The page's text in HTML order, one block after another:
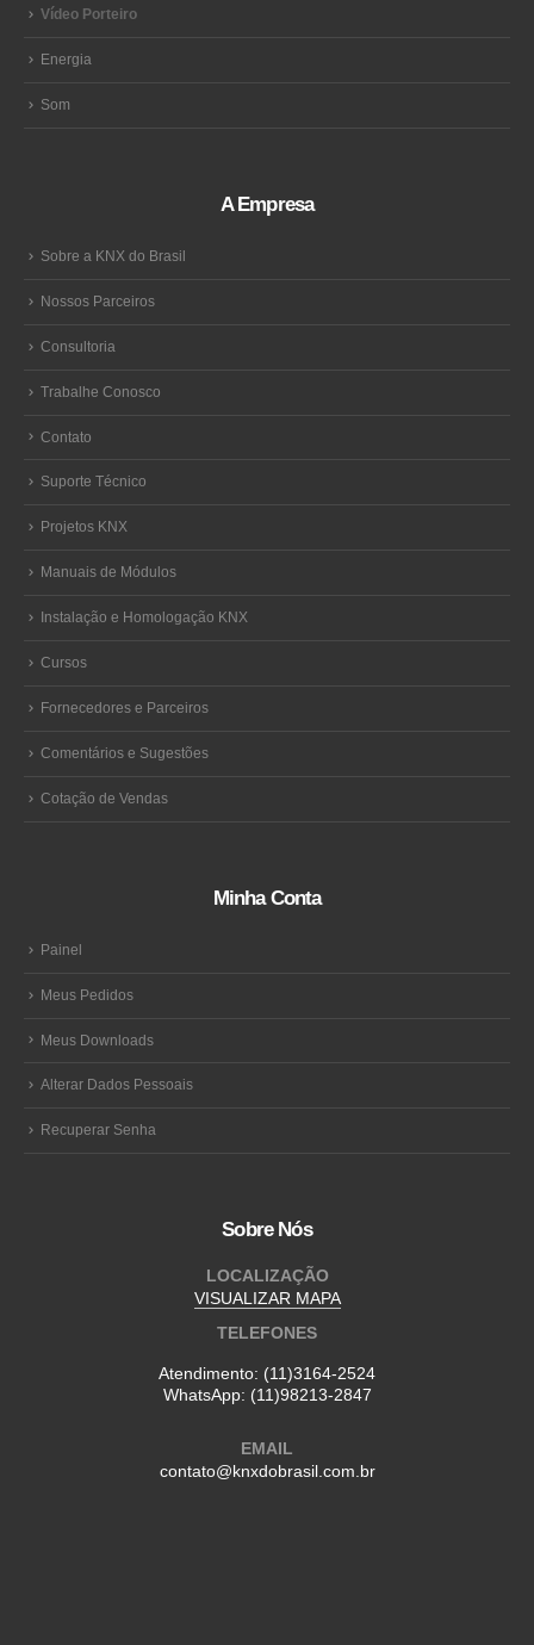
Vídeo Porteiro
Energia
Som
A Empresa
Sobre a KNX do Brasil
Nossos Parceiros
Consultoria
Trabalhe Conosco
Contato
Suporte Técnico
Projetos KNX
Manuais de Módulos
Instalação e Homologação KNX
Cursos
Fornecedores e Parceiros
Comentários e Sugestões
Cotação de Vendas
Minha Conta
Painel
Meus Pedidos
Meus Downloads
Alterar Dados Pessoais
Recuperar Senha
Sobre Nós
LOCALIZAÇÃO
VISUALIZAR MAPA
TELEFONES
Atendimento: (11)3164-2524
WhatsApp: (11)98213-2847
EMAIL
contato@knxdobrasil.com.br